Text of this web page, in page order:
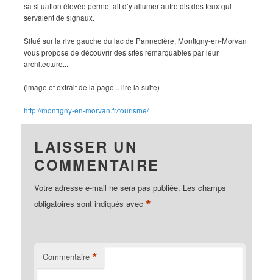
sa situation élevée permettait d’y allumer autrefois des feux qui
servaient de signaux.
Situé sur la rive gauche du lac de Pannecière, Montigny-en-Morvan
vous propose de découvrir des sites remarquables par leur
architecture...
(image et extrait de la page... lire la suite)
http://montigny-en-morvan.fr/tourisme/
LAISSER UN
COMMENTAIRE
Votre adresse e-mail ne sera pas publiée. Les champs
obligatoires sont indiqués avec*
Commentaire *